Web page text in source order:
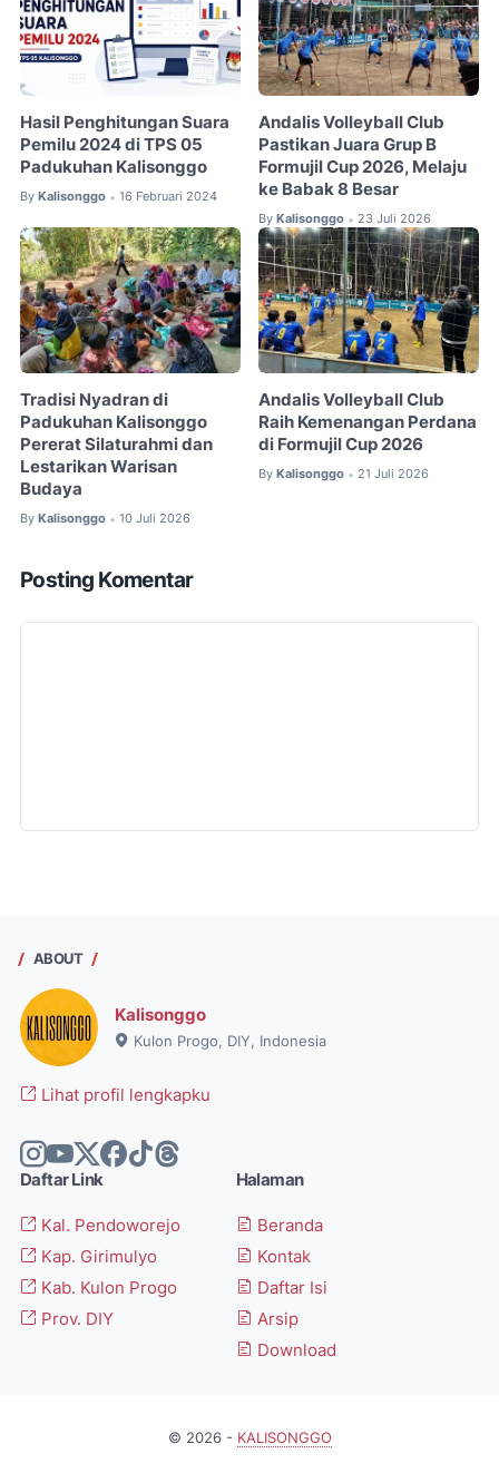
Hasil Penghitungan Suara
Pemilu 2024 di TPS 05
Padukuhan Kalisonggo
By Kalisonggo • 16 Februari 2024
Andalis Volleyball Club
Pastikan Juara Grup B
Formujil Cup 2026, Melaju
ke Babak 8 Besar
By Kalisonggo • 23 Juli 2026
Tradisi Nyadran di
Padukuhan Kalisonggo
Pererat Silaturahmi dan
Lestarikan Warisan
Budaya
By Kalisonggo • 10 Juli 2026
Andalis Volleyball Club
Raih Kemenangan Perdana
di Formujil Cup 2026
By Kalisonggo • 21 Juli 2026
Posting Komentar
ABOUT
Kalisonggo
Kulon Progo, DIY, Indonesia
Lihat profil lengkapku
Daftar Link
Kal. Pendoworejo
Kap. Girimulyo
Kab. Kulon Progo
Prov. DIY
Halaman
Beranda
Kontak
Daftar Isi
Arsip
Download
© 2026- KALISONGGO